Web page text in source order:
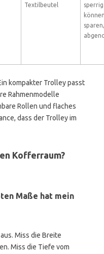
Textilbeutel
kompakter Trolley passt
Rahmenmodelle
Rollen und flaches
dass der Trolley im
Kofferraum?
Maße hat mein
Miss die Breite
Miss die Tiefe vom